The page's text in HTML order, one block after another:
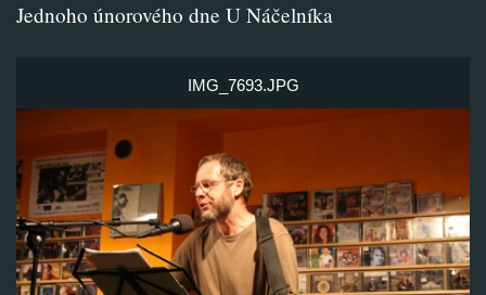
Jednoho únorového dne U Náčelníka
IMG_7693.JPG